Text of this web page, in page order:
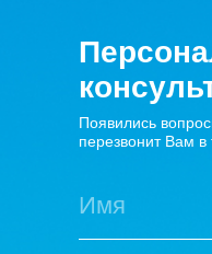
Появились
перезвонит Вам